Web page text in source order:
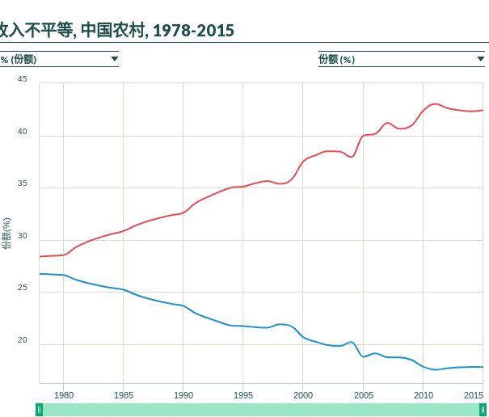
100
100
100
100
100
100
100
收入不平等, 中国农村, 1978-2015
份额(%)
1980 1985 1990 1995 2000 2005 2010 2015
20
25
30
35
40
45